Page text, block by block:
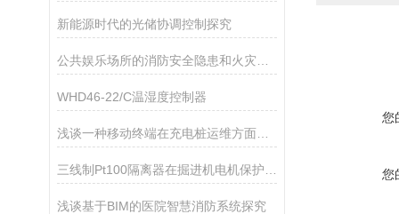
新能源时代的光储协调控制探究
WHD46-22/C温湿度控制器
浅谈一种移动终端在充电桩运维方面的应用
浅谈基于BIM的医院智慧消防系统探究
您
您